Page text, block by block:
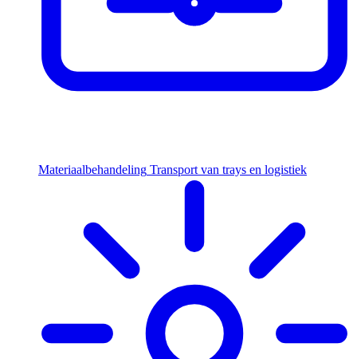
Materiaalbehandeling Transport van trays en logistiek